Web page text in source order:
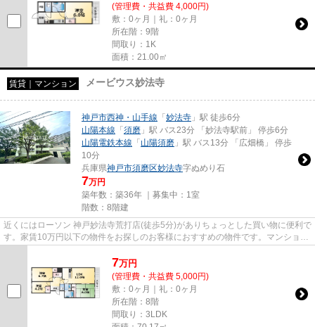
(管理費・共益費 4,000円)
敷：0ヶ月｜礼：0ヶ月
所在階：9階
間取り：1K
面積：21.00㎡
賃貸｜マンション メービウス妙法寺
神戸市西神・山手線 「 妙法寺 」駅 徒歩6分
山陽本線 「 須磨 」駅 バス23分 「妙法寺駅前」 停歩6分
山陽電鉄本線 「 山陽須磨 」駅 バス13分 「広畑橋」 停歩
10分
兵庫県神戸市須磨区妙法寺字ぬめり石
7万円
築年数：築36年 ｜募集中： 1室
階数：8階建
近くにはローソン 神戸妙法寺荒打店(徒歩5分)がありちょっとした買い物に便利で
す。家賃10万円以下の物件をお探しのお客様におすすめの物件です。マンション
7万円
(管理費・共益費 5,000円)
敷：0ヶ月｜礼：0ヶ月
所在階：8階
間取り：3LDK